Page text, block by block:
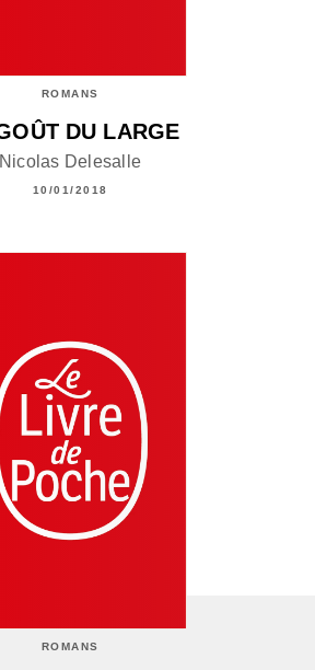
ROMANS
DU LARGE
Nicolas Delesalle
10/01/2018
ROMANS